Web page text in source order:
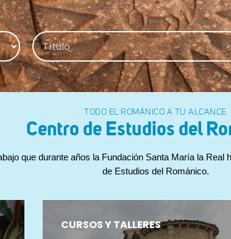
TODO EL ROMÁNICO A TU ALCANCE
Centro de Estudios del
que durante años la Fundación Santa María la Real
de Estudios del Románico.
CURSOS Y TALLERES